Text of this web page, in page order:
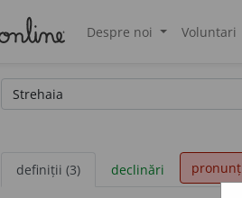
Despre noi Voluntari
definiții (3) declinări